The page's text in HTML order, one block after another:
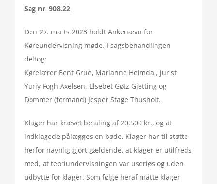
Sag nr. 908.22
Den 27. marts 2023 holdt Ankenævn for
Køreundervisning møde. I sagsbehandlingen
deltog:
Kørelærer Bent Grue, Marianne Heimdal, jurist
Yuriy Fogh Axelsen, Elsebet Gøtz Gjetting og
Dommer (formand) Jesper Stage Thusholt.
Klager har krævet betaling af 20.500 kr., og at
indklagede pålægges en bøde. Klager har til støtte
herfor navnlig gjort gældende, at klager er utilfreds
med, at teoriundervisningen var useriøs og uden
udbytte for klager. Som følge heraf måtte klager